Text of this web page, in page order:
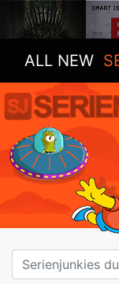
ALL NEW